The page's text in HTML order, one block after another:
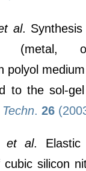
al.
(metal,
polyol
to the sol-
. 26
et al. Elastic
cubic silicon